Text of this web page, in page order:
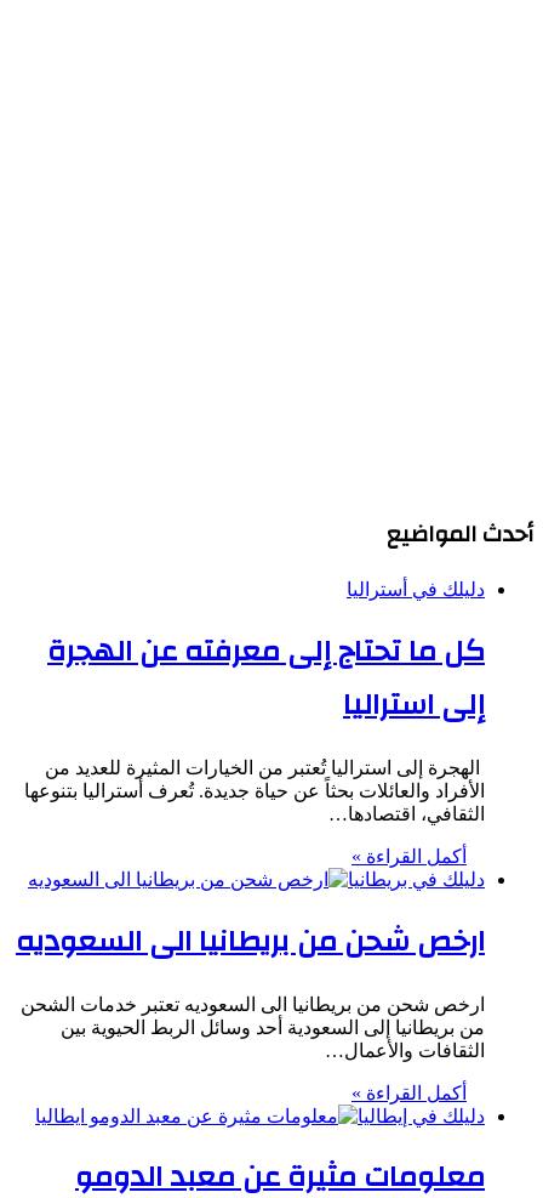
أحدث المواضيع
دليلك في أستراليا
كل ما تحتاج إلى معرفته عن الهجرة
إلى استراليا
الهجرة إلى استراليا تُعتبر من الخيارات المثيرة للعديد من
الأفراد والعائلات بحثاً عن حياة جديدة. تُعرف أستراليا بتنوعها
الثقافي، اقتصادها…
أكمل القراءة »
دليلك في بريطانيا
ارخص شحن من بريطانيا الى السعوديه
ارخص شحن من بريطانيا الى السعوديه تعتبر خدمات الشحن
من بريطانيا إلى السعودية أحد وسائل الربط الحيوية بين
الثقافات والأعمال…
أكمل القراءة »
دليلك في إيطاليا
معلومات مثيرة عن معبد الدومو